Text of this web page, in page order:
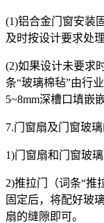
(1)铝合金门窗安装
及时按设计要求处
(2)如果设计未要求
条“玻璃棉毡”由行
5~8mm深槽口填嵌
7.门窗扇及门窗玻
1)门窗扇和门窗玻
2)推拉门（词条“推
固定后，将配好玻
扇的缝隙即可。